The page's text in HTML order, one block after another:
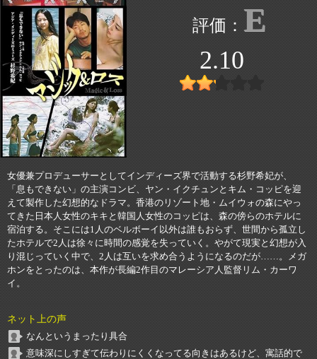
E
2.10
女優兼プロデューサーとしてインディーズ界で活動する杉野希妃が、
「息もできない」の主演コンビ、ヤン・イクチュンとキム・コッピを迎
えて製作した幻想的なドラマ。香港のリゾート地・ムイウォの森にやっ
てきた日本人女性のキキと韓国人女性のコッピは、森の傍らのホテルに
宿泊する。そこには1人のベルボーイ以外は誰もおらず、世間から孤立し
たホテルで2人は徐々に時間の感覚を失っていく。やがて現実と幻想が入
り混じっていく中で、2人は互いを求め合うようになるのだが……。メガ
ホンをとったのは、本作が長編2作目のマレーシア人監督リム・カーワ
イ。
ネット上の声
なんというまったり具合
意味深にしすぎて伝わりにくくなってる向きはあるけど、寓話的で